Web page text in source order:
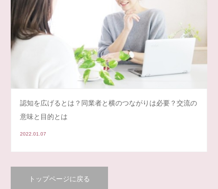
認知を広げるとは？同業者と横のつながりは必要？交流の
意味と目的とは
2022.01.07
トップページに戻る